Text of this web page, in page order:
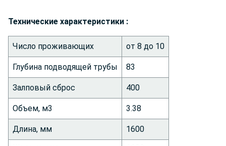
Технические характеристики :
Число проживающих от 8 до 10
Глубина подводящей трубы 83
Залповый сброс 400
Объем, м3 3.38
Длина, мм 1600